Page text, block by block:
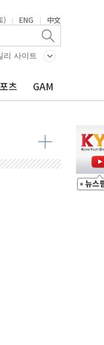
) | ENG | 中文
리 사이트
츠 GAM
어